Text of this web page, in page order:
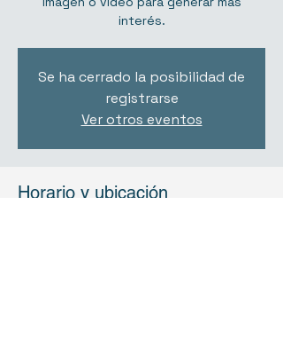
interés.
Se ha cerrado la posibilidad de
registrarse
Ver otros eventos
Horario y ubicación